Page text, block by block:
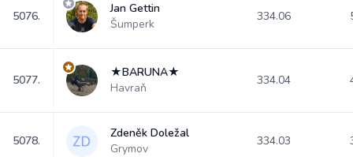
5076.
Jan Gettin
Šumperk
334.06
5077.
★BARUNA★
Havraň
334.04
5078.
Zdeněk Doležal
Grymov
334.03